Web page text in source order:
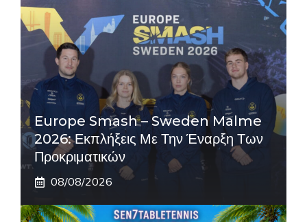
Europe Smash – Sweden Malme
2026: Εκπλήξεις Με Την Έναρξη Των
Προκριματικών
08/08/2026